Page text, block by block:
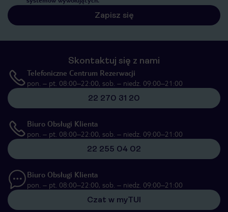
Zapisz się
Skontaktuj się z nami
Telefoniczne Centrum Rezerwacji
pon. – pt. 08:00–22:00, sob. – niedz. 09:00–21:00
22 270 31 20
Biuro Obsługi Klienta
pon. – pt. 08:00–22:00, sob. – niedz. 09:00–21:00
22 255 04 02
Biuro Obsługi Klienta
pon. – pt. 08:00–22:00, sob. – niedz. 09:00–21:00
Czat w myTUI